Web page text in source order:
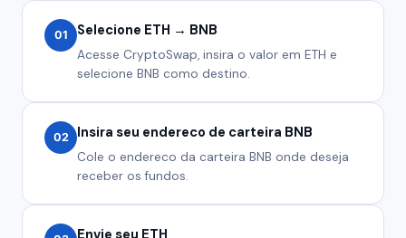
01 Selecione ETH → BNB
Acesse CryptoSwap, insira o valor em ETH e
selecione BNB como destino.
02 Insira seu endereco de carteira BNB
Cole o endereco da carteira BNB onde deseja
receber os fundos.
Envie seu ETH